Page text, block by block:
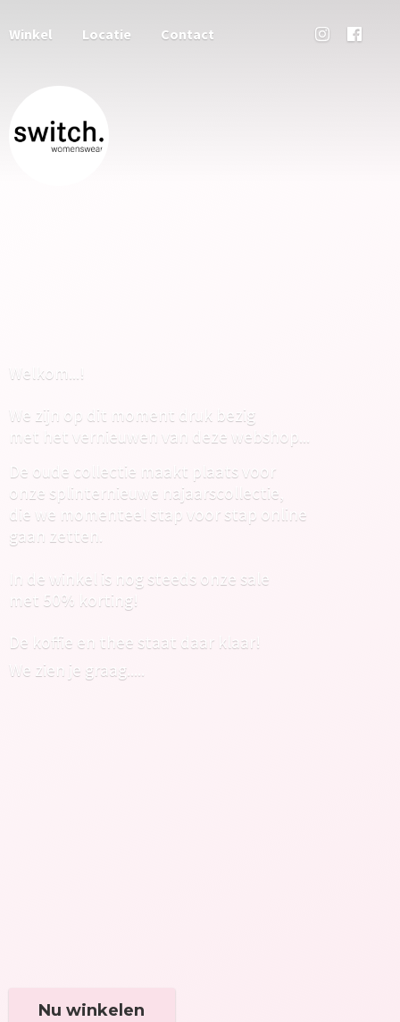
Winkel Locatie Contact
Welkom...!
We zijn op dit moment druk bezig
met het vernieuwen van deze webshop...
De oude collectie maakt plaats voor
onze splinternieuwe najaarscollectie,
die we momenteel stap voor stap online
gaan zetten.
In de winkel is nog steeds onze sale
met 50% korting!
De koffie en thee staat daar klaar!
We zien je graag.....
Nu winkelen